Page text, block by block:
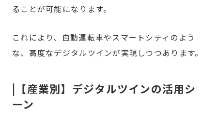
ることが可能になります。
これにより、自動運転車やスマートシティのよう
な、高度なデジタルツインが実現しつつあります。
|【産業別】デジタルツインの活用シ
ーン